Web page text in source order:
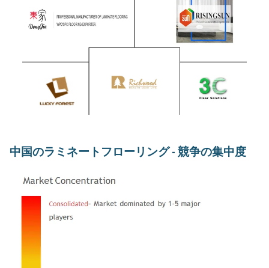
中国のラミネートフローリング - 競争の集中度